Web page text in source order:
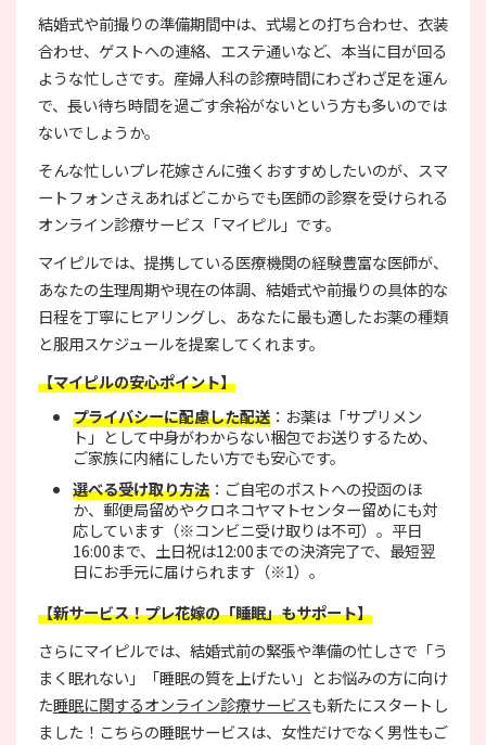
結婚式や前撮りの準備期間中は、式場との打ち合わせ、衣装
合わせ、ゲストへの連絡、エステ通いなど、本当に目が回る
ような忙しさです。産婦人科の診療時間にわざわざ足を運ん
で、長い待ち時間を過ごす余裕がないという方も多いのでは
ないでしょうか。
そんな忙しいプレ花嫁さんに強くおすすめしたいのが、スマ
ートフォンさえあればどこからでも医師の診察を受けられる
オンライン診療サービス「マイピル」です。
マイピルでは、提携している医療機関の経験豊富な医師が、
あなたの生理周期や現在の体調、結婚式や前撮りの具体的な
日程を丁寧にヒアリングし、あなたに最も適したお薬の種類
と服用スケジュールを提案してくれます。
【マイピルの安心ポイント】
プライバシーに配慮した配送 ：お薬は「サプリメン
ト」として中身がわからない梱包でお送りするため、
ご家族に内緒にしたい方でも安心です。
選べる受け取り方法 ：ご自宅のポストへの投函のほ
か、郵便局留めやクロネコヤマトセンター留めにも対
応しています（※コンビニ受け取りは不可）。平日
16:00まで、土日祝は12:00までの決済完了で、最短翌
日にお手元に届けられます（※1）。
【新サービス！プレ花嫁の「睡眠」もサポート】
さらにマイピルでは、結婚式前の緊張や準備の忙しさで「う
まく眠れない」「睡眠の質を上げたい」とお悩みの方に向け
た睡眠に関するオンライン診療サービスも新たにスタートし
ました！こちらの睡眠サービスは、女性だけでなく男性もご